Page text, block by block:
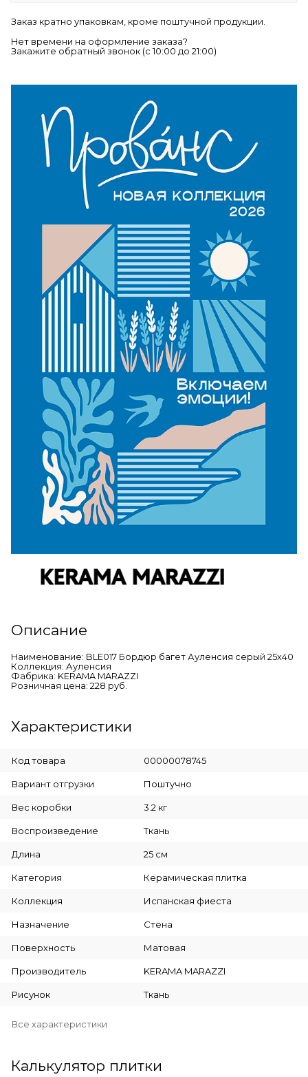
Заказ кратно упаковкам, кроме поштучной продукции.
Нет времени на оформление заказа?
Закажите обратный звонок (c 10:00 до 21:00)
Описание
Наименование: BLE017 Бордюр багет Ауленсия серый 25х40
Коллекция: Ауленсия
Фабрика: KERAMA MARAZZI
Розничная цена: 228 руб.
Характеристики
Код товара 00000078745
Вариант отгрузки Поштучно
Вес коробки 3.2 кг
Воспроизведение Ткань
Длина 25 см
Категория Керамическая плитка
Коллекция Испанская фиеста
Назначение Стена
Поверхность Матовая
Производитель KERAMA MARAZZI
Рисунок Ткань
Все характеристики
Калькулятор плитки